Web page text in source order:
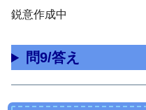
鋭意作成中
問9/答え